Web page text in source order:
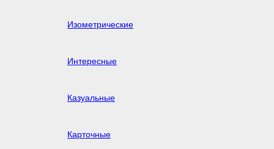
Изометрические
Интересные
Казуальные
Карточные